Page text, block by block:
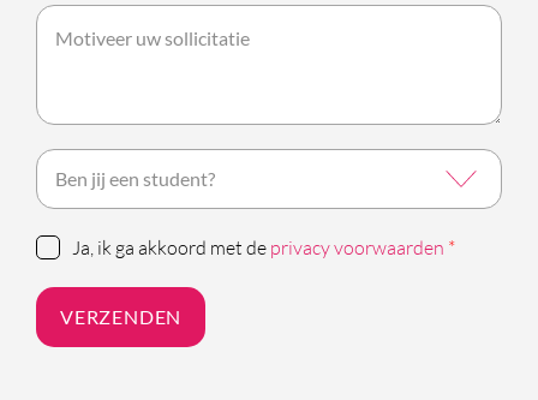
Ja, ik ga akkoord met de privacy voorwaarden *
VERZENDEN